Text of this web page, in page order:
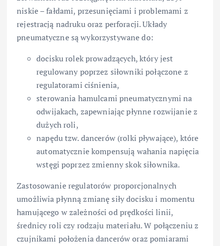
niskie – fałdami, przesunięciami i problemami z
rejestracją nadruku oraz perforacji. Układy
pneumatyczne są wykorzystywane do:
docisku rolek prowadzących, który jest
regulowany poprzez siłowniki połączone z
regulatorami ciśnienia,
sterowania hamulcami pneumatycznymi na
odwijakach, zapewniając płynne rozwijanie z
dużych roli,
napędu tzw. dancerów (rolki pływające), które
automatycznie kompensują wahania napięcia
wstęgi poprzez zmienny skok siłownika.
Zastosowanie regulatorów proporcjonalnych
umożliwia płynną zmianę siły docisku i momentu
hamującego w zależności od prędkości linii,
średnicy roli czy rodzaju materiału. W połączeniu z
czujnikami położenia dancerów oraz pomiarami